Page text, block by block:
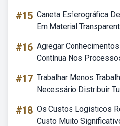
#15 Caneta Esferográfica
Em Material
#16 Agregar
Contínua Nos
#17 Trabalhar Menos
Necessário Distribuir
#18 Os Custos Logisticos
Custo Muito